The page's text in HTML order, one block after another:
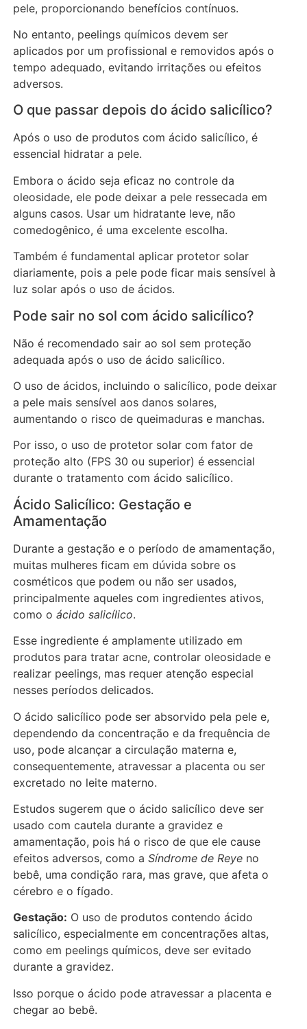
pele, proporcionando benefícios contínuos.
No entanto, peelings químicos devem ser
aplicados por um profissional e removidos após o
tempo adequado, evitando irritações ou efeitos
adversos.
O que passar depois do ácido salicílico?
Após o uso de produtos com ácido salicílico, é
essencial hidratar a pele.
Embora o ácido seja eficaz no controle da
oleosidade, ele pode deixar a pele ressecada em
alguns casos. Usar um hidratante leve, não
comedogênico, é uma excelente escolha.
Também é fundamental aplicar protetor solar
diariamente, pois a pele pode ficar mais sensível à
luz solar após o uso de ácidos.
Pode sair no sol com ácido salicílico?
Não é recomendado sair ao sol sem proteção
adequada após o uso de ácido salicílico.
O uso de ácidos, incluindo o salicílico, pode deixar
a pele mais sensível aos danos solares,
aumentando o risco de queimaduras e manchas.
Por isso, o uso de protetor solar com fator de
proteção alto (FPS 30 ou superior) é essencial
durante o tratamento com ácido salicílico.
Ácido Salicílico: Gestação e
Amamentação
Durante a gestação e o período de amamentação,
muitas mulheres ficam em dúvida sobre os
cosméticos que podem ou não ser usados,
principalmente aqueles com ingredientes ativos,
como o ácido salicílico.
Esse ingrediente é amplamente utilizado em
produtos para tratar acne, controlar oleosidade e
realizar peelings, mas requer atenção especial
nesses períodos delicados.
O ácido salicílico pode ser absorvido pela pele e,
dependendo da concentração e da frequência de
uso, pode alcançar a circulação materna e,
consequentemente, atravessar a placenta ou ser
excretado no leite materno.
Estudos sugerem que o ácido salicílico deve ser
usado com cautela durante a gravidez e
amamentação, pois há o risco de que ele cause
efeitos adversos, como a Síndrome de Reye no
bebê, uma condição rara, mas grave, que afeta o
cérebro e o fígado.
Gestação: O uso de produtos contendo ácido
salicílico, especialmente em concentrações altas,
como em peelings químicos, deve ser evitado
durante a gravidez.
Isso porque o ácido pode atravessar a placenta e
chegar ao bebê.